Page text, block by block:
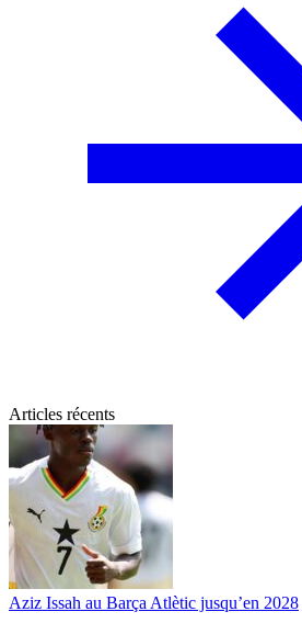
Articles récents
Aziz Issah au Barça Atlètic jusqu’en 2028